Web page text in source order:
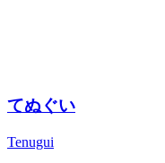
てぬぐい
Tenugui